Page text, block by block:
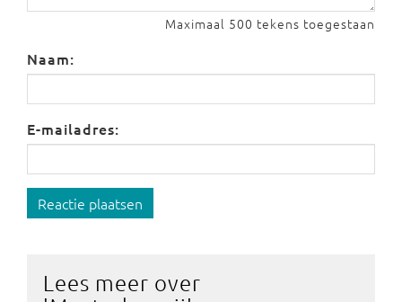
Maximaal 500 tekens toegestaan
Naam:
E-mailadres:
Reactie plaatsen
Lees meer over